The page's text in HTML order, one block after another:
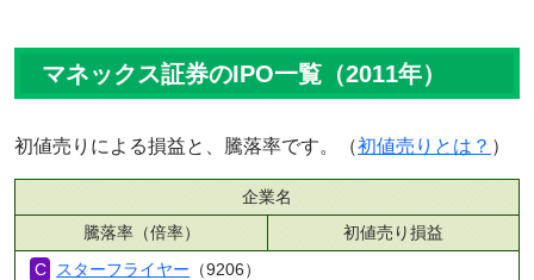
マネックス証券のIPO一覧（2011年）
初値売りによる損益と、騰落率です。（初値売りとは？ ）
企業名
騰落率（倍率）
初値売り損益
スターフライヤー （9206）